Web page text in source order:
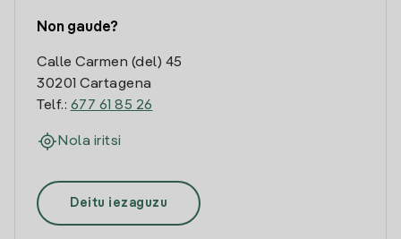
Non gaude?
Calle Carmen (del) 45
30201 Cartagena
Telf.: 677 61 85 26
Nola iritsi
Deitu iezaguzu